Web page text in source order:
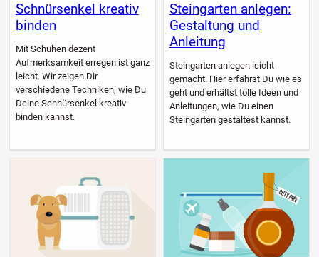
Schnürsenkel kreativ
binden
Mit Schuhen dezent
Aufmerksamkeit erregen ist ganz
leicht. Wir zeigen Dir
verschiedene Techniken, wie Du
Deine Schnürsenkel kreativ
binden kannst.
Steingarten anlegen:
Gestaltung und
Anleitung
Steingarten anlegen leicht
gemacht. Hier erfährst Du wie es
geht und erhältst tolle Ideen und
Anleitungen, wie Du einen
Steingarten gestaltest kannst.